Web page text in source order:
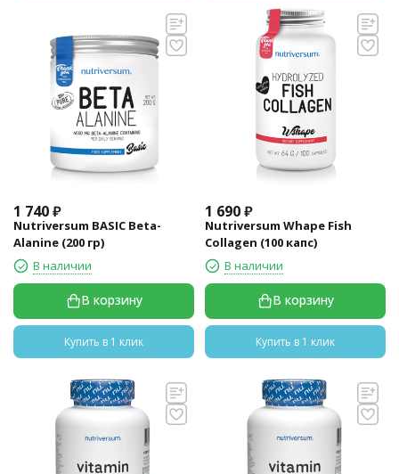
1 740₽
Nutriversum BASIC Beta-
Alanine (200 гр)
В наличии
В корзину
Купить в 1 клик
1 690₽
Nutriversum Whape Fish
Collagen (100 капс)
В наличии
В корзину
Купить в 1 клик